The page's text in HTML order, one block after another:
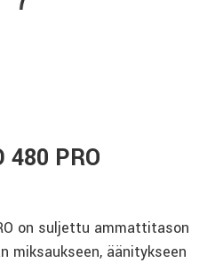
480 PRO
on suljettu ammattitason
miksaukseen, äänitykseen